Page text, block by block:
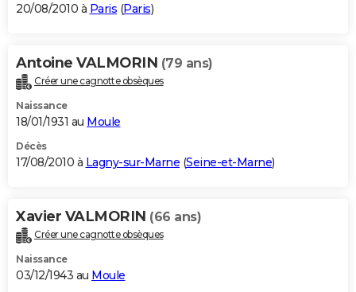
20/08/2010 à Paris (Paris)
Antoine VALMORIN (79 ans)
Créer une cagnotte obsèques
Naissance
18/01/1931 au Moule
Décès
17/08/2010 à Lagny-sur-Marne (Seine-et-Marne)
Xavier VALMORIN (66 ans)
Créer une cagnotte obsèques
Naissance
03/12/1943 au Moule